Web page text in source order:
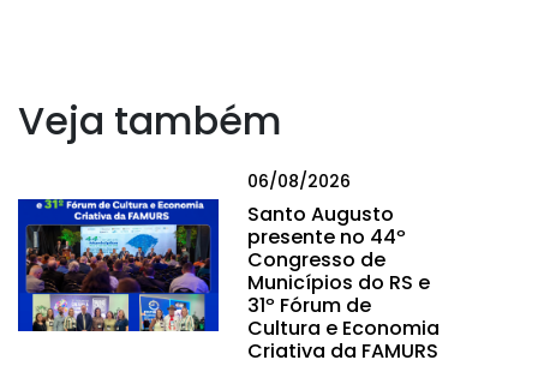
Veja também
06/08/2026
Santo Augusto
presente no 44º
Congresso de
Municípios do RS e
31º Fórum de
Cultura e Economia
Criativa da FAMURS